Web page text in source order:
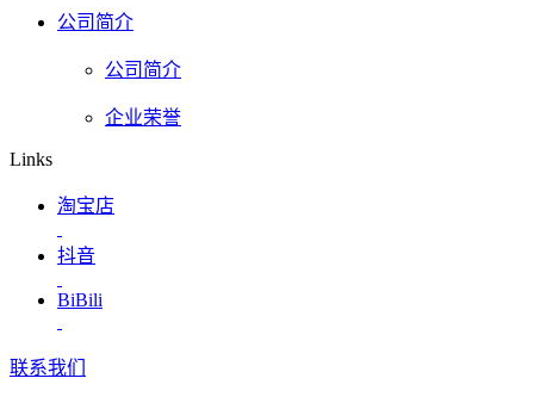
公司简介
公司简介
企业荣誉
Links
淘宝店
抖音
BiBili
联系我们